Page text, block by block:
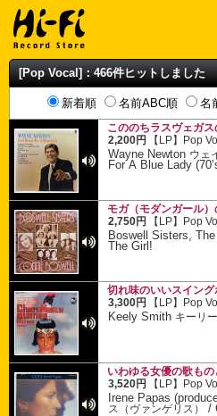
[Pop Vocal]：466件ヒットしました
新着順 名前ABC順 名
こののちラスヴェガス
2,200円
【LP】 Pop
Wayne Newton ウェ
For A Blue Lady
モガ（モダンガール）
2,750円
【LP】 Pop
Boswell Sisters, The
The Girl!
切れ味のいいスイング
3,300円
【LP】 Pop
Keely Smith キーリ
いわゆる女優の歌もの
3,520円
【LP】 Pop
Irene Papas
ス（ヴァンゲリス）
/